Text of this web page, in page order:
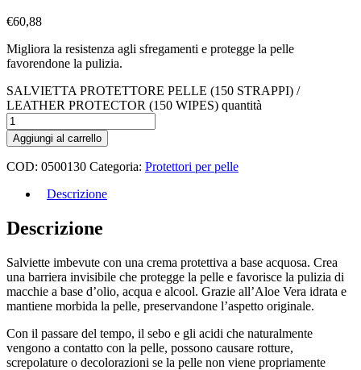
€60,88
Migliora la resistenza agli sfregamenti e protegge la pelle
favorendone la pulizia.
SALVIETTA PROTETTORE PELLE (150 STRAPPI) /
LEATHER PROTECTOR (150 WIPES) quantità
Aggiungi al carrello
COD: 0500130 Categoria: Protettori per pelle
Descrizione
Descrizione
Salviette imbevute con una crema protettiva a base acquosa. Crea
una barriera invisibile che protegge la pelle e favorisce la pulizia di
macchie a base d’olio, acqua e alcool. Grazie all’Aloe Vera idrata e
mantiene morbida la pelle, preservandone l’aspetto originale.
Con il passare del tempo, il sebo e gli acidi che naturalmente
vengono a contatto con la pelle, possono causare rotture,
screpolature o decolorazioni se la pelle non viene propriamente